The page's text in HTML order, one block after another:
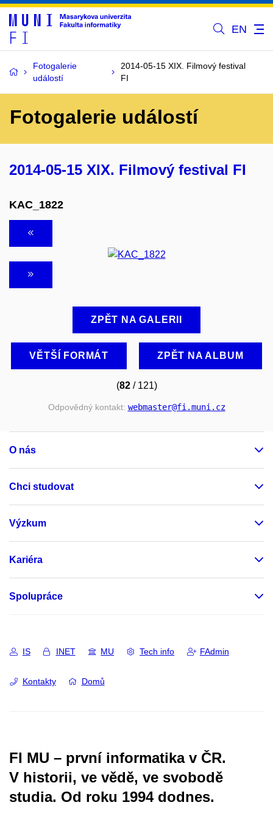
EN
Fotogalerie
událostí
2014-05-15 XIX. Filmový festival
FI
Fotogalerie událostí
2014-05-15 XIX. Filmový festival FI
KAC_1822
ZPĚT NA GALERII
VĚTŠÍ FORMÁT ZPĚT NA ALBUM
(82/ 121)
Odpovědný kontakt: webmaster@fi.muni.cz
O nás
Chci studovat
Výzkum
Kariéra
Spolupráce
IS INET MU Tech info FAdmin
Kontakty Domů
FI MU – první informatika v ČR.
V historii, ve vědě, ve svobodě
studia. Od roku 1994 dodnes.